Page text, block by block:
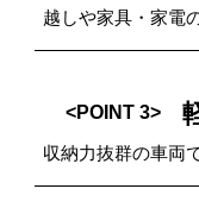
越しや家具・家電
<POINT 3>
収納力抜群の車両